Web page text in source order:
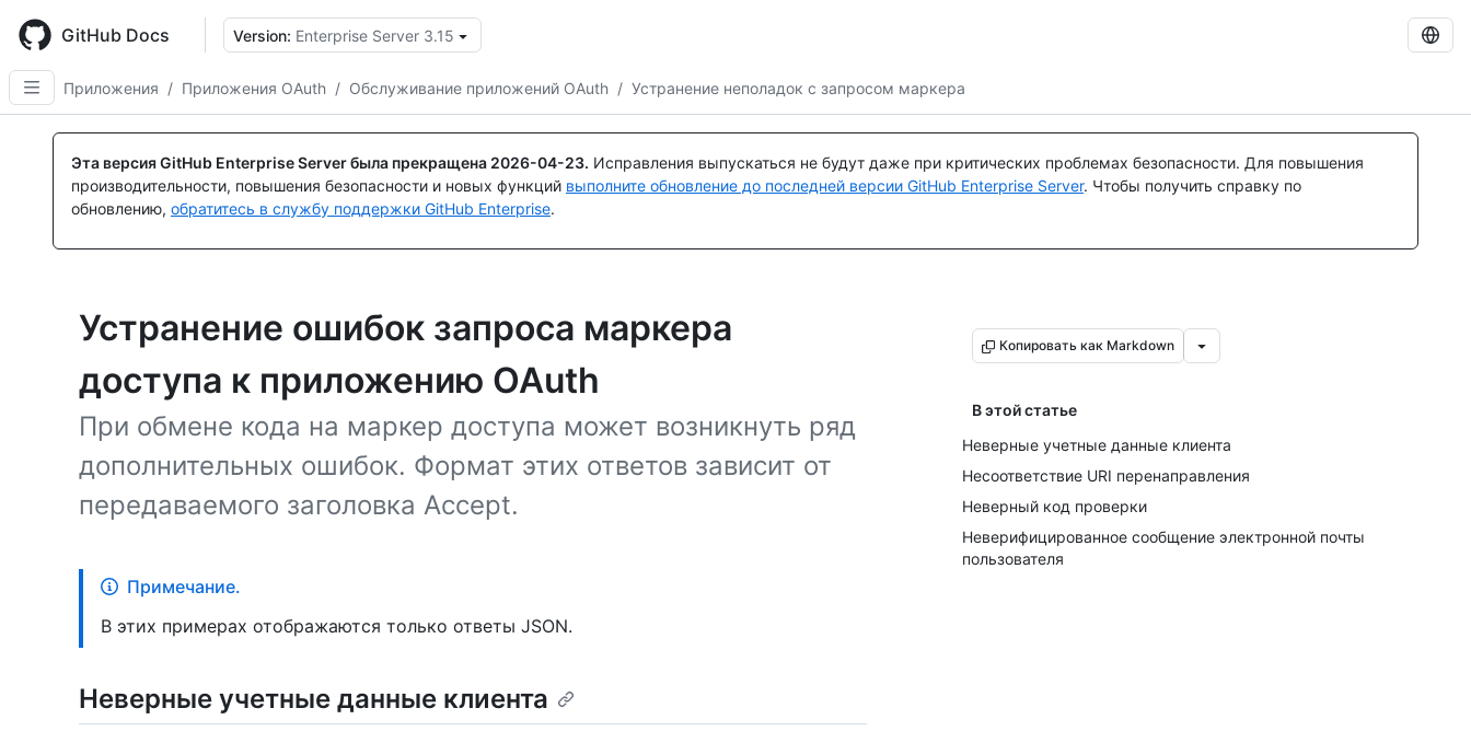
main
content
GitHub Docs Version: Enterprise Server 3.15
Приложения / Приложения OAuth / Обслуживание приложений OAuth / Устранение неполадок с запросом маркера
Эта версия GitHub Enterprise Server была прекращена 2026-04-23. Исправления выпускаться не будут даже при критических проблемах безопасности. Для повышения
производительности, повышения безопасности и новых функций выполните обновление до последней версии GitHub Enterprise Server. Чтобы получить справку по
обновлению, обратитесь в службу поддержки GitHub Enterprise.
Устранение ошибок запроса маркера
доступа к приложению OAuth
При обмене кода на маркер доступа может возникнуть ряд
дополнительных ошибок. Формат этих ответов зависит от
передаваемого заголовка Accept.
Копировать как Markdown
В этой статье
Неверные учетные данные клиента
Несоответствие URI перенаправления
Неверный код проверки
Неверифицированное сообщение электронной почты
пользователя
Примечание.
В этих примерах отображаются только ответы JSON.
Неверные учетные данные клиента